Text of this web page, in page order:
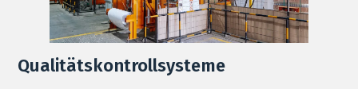
Qualitätskontrollsysteme